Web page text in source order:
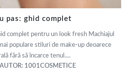
pas: ghid complet
complet pentru un look fresh Machiajul
populare stiluri de make-up deoarece
fără să încarce tenul....
AUTOR: 1001COSMETICE